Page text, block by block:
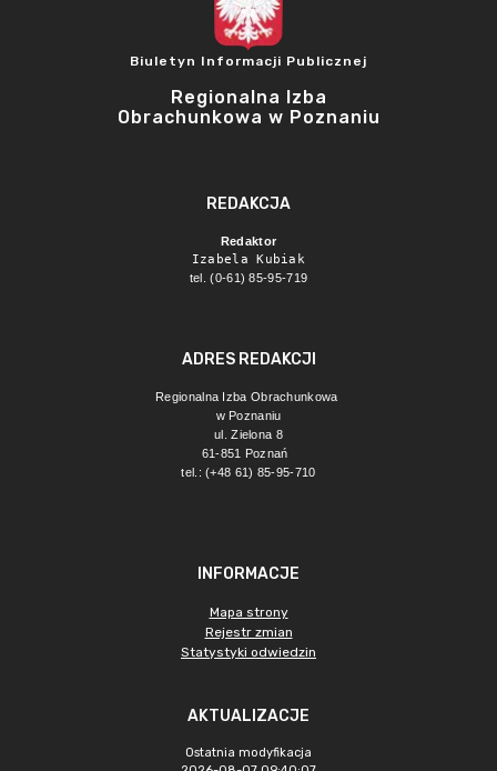
Biuletyn Informacji Publicznej
Regionalna Izba
Obrachunkowa w Poznaniu
REDAKCJA
Redaktor
Izabela Kubiak
tel. (0-61) 85-95-719
ADRES REDAKCJI
Regionalna Izba Obrachunkowa
w Poznaniu
ul. Zielona 8
61-851 Poznań
tel.: (+48 61) 85-95-710
INFORMACJE
Mapa strony
Rejestr zmian
Statystyki odwiedzin
AKTUALIZACJE
Ostatnia modyfikacja